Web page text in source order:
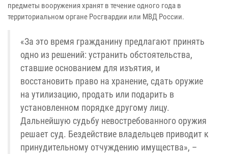
предметы вооружения хранят в течение одного года в
территориальном органе Росгвардии или МВД России.
«За это время гражданину предлагают принять
одно из решений: устранить обстоятельства,
ставшие основанием для изъятия, и
восстановить право на хранение, сдать оружие
на утилизацию, продать или подарить в
установленном порядке другому лицу.
Дальнейшую судьбу невостребованного оружия
решает суд. Бездействие владельцев приводит к
принудительному отчуждению имущества», –